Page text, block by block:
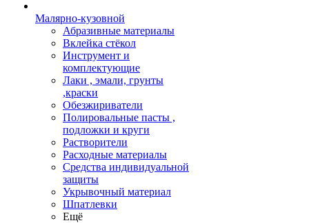
Малярно-кузовной
Абразивные материалы
Вклейка стёкол
Инструмент и
комплектующие
Лаки , эмали, грунты
,краски
Обезжириватели
Полировальные пасты ,
подложки и круги
Растворители
Расходные материалы
Средства индивидуальной
защиты
Укрывочный материал
Шпатлевки
Ещё